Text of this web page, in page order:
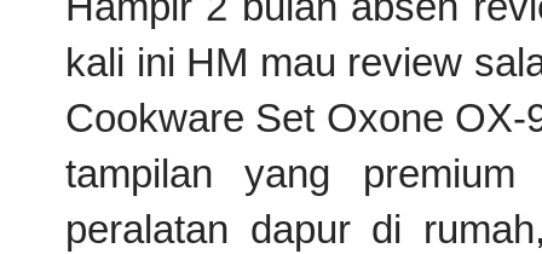
kali ini HM mau review
Cookware Set Oxone
tampilan yang
peralatan dapur di